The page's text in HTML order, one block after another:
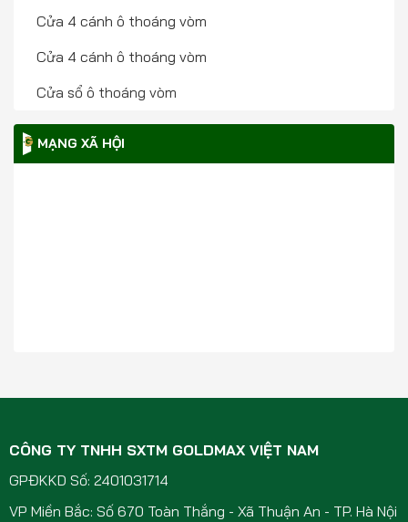
Cửa 4 cánh ô thoáng vòm
Cửa 4 cánh ô thoáng vòm
Cửa sổ ô thoáng vòm
MẠNG XÃ HỘI
CÔNG TY TNHH SXTM GOLDMAX VIỆT NAM
GPĐKKD Số: 2401031714
VP Miền Bắc: Số 670 Toàn Thắng - Xã Thuận An - TP. Hà Nội